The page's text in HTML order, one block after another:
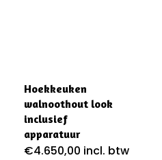
Hoekkeuken
walnoothout look
inclusief
apparatuur
€4.650,00 incl. btw